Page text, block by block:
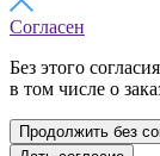
Согласен
Без этого
в том числе о
Продолжить без